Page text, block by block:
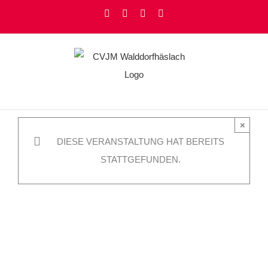
FacebookInstagramYouTube
DIESE VERANSTALTUNG HAT BEREITS
STATTGEFUNDEN.
×